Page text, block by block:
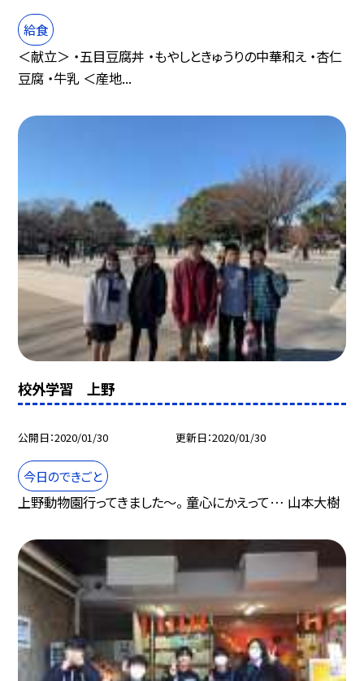
給食
＜献立＞ ・五目豆腐丼 ・もやしときゅうりの中華和え ・杏仁
豆腐 ・牛乳 ＜産地...
校外学習 上野
公開日 2020/01/30 更新日 2020/01/30
今日のできごと
上野動物園行ってきました〜。 童心にかえって… 山本大樹